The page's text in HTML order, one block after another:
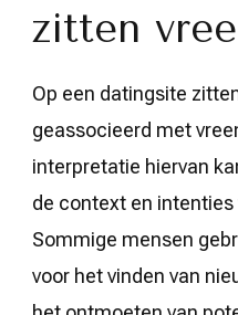
zitten
Op een datingsite
geassocieerd met
interpretatie hiervan
de context en intenties
Sommige mensen
voor het vinden van